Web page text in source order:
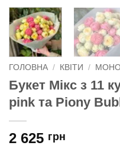
ГОЛОВНА / КВІТИ /
Букет Мікс з 11
pink та Piony
2 625 грн